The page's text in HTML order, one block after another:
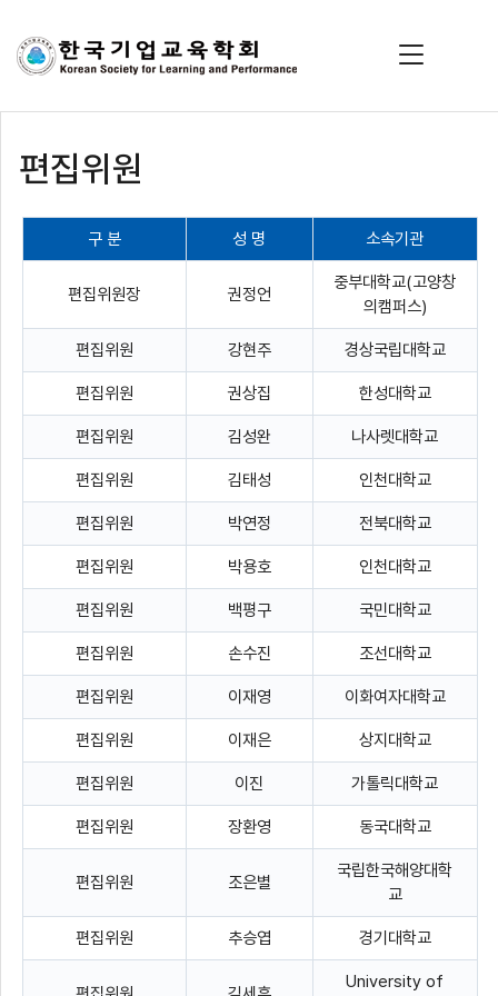
편집위원
구 분 성 명 소속기관
편집위원장 권정언
중부대학교(고양창
의캠퍼스)
편집위원 강현주 경상국립대학교
편집위원 권상집 한성대학교
편집위원 김성완 나사렛대학교
편집위원 김태성 인천대학교
편집위원 박연정 전북대학교
편집위원 박용호 인천대학교
편집위원 백평구 국민대학교
편집위원 손수진 조선대학교
편집위원 이재영 이화여자대학교
편집위원 이재은 상지대학교
편집위원 이진 가톨릭대학교
편집위원 장환영 동국대학교
편집위원 조은별
국립한국해양대학
교
편집위원 추승엽 경기대학교
University of